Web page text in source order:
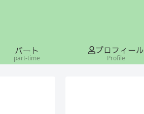
パート
part-time
プロフィール
Profile